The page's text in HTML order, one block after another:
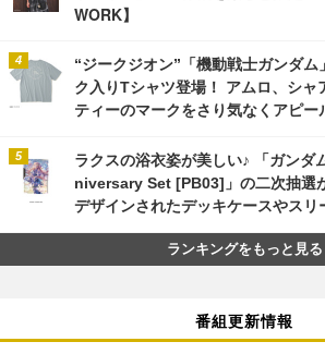
WORK】
“ジークジオン”「機動戦士ガンダ
ク入りTシャツ登場！ アムロ、シャ
ティーのマークをさり気なくアピー
ラクスの浴衣姿が美しい♪ 「ガンダ
niversary Set [PB03]」の二次抽選
デザインされたデッキケースやスリ
ランキングをもっと見る
番組更新情報